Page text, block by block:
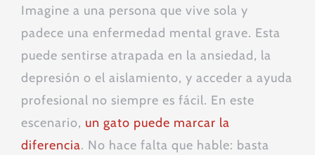
Imagine a una persona que vive sola y
padece una enfermedad mental grave. Esta
puede sentirse atrapada en la ansiedad, la
depresión o el aislamiento, y acceder a ayuda
profesional no siempre es fácil. En este
escenario, un gato puede marcar la
diferencia. No hace falta que hable: basta